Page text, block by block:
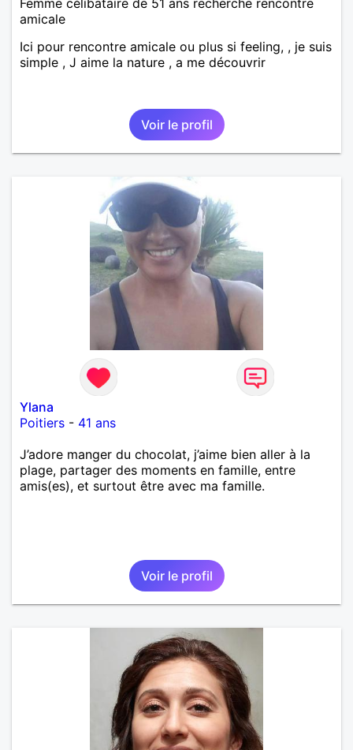
amicale
Ici pour rencontre amicale ou plus si feeling, , je suis
simple , J aime la nature , a me découvrir
Voir le profil
Ylana
Poitiers - 41 ans
J’adore manger du chocolat, j’aime bien aller à la
plage, partager des moments en famille, entre
amis(es), et surtout être avec ma famille.
Voir le profil